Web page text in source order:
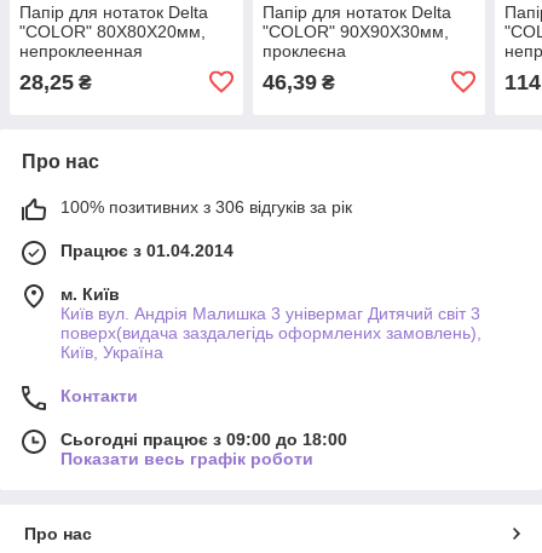
Папір для нотаток Delta
"COLOR" 80Х80Х20мм,
непроклеенная
28,25 ₴
Папір для нотаток Delta
"COLOR" 90Х90Х30мм,
проклеєна
46,39₴
Про нас
100% позитивних з 306 відгуків за рік
Працює з 01.04.2014
м. Київ
Київ вул. Андрія Малишка 3 універмаг Дитячий світ 3
поверх(видача заздалегідь оформлених замовлень),
Київ, Україна
Контакти
Сьогодні працює з 09:00 до 18:00
Показати весь графік роботи
Про нас